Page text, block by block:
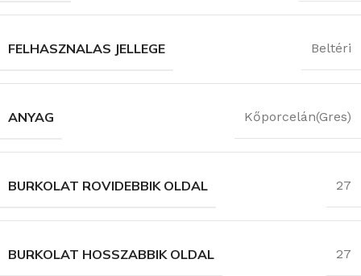
FELHASZNALAS JELLEGE Beltéri
ANYAG Kőporcelán(Gres)
BURKOLAT ROVIDEBBIK OLDAL 27
BURKOLAT HOSSZABBIK OLDAL 27